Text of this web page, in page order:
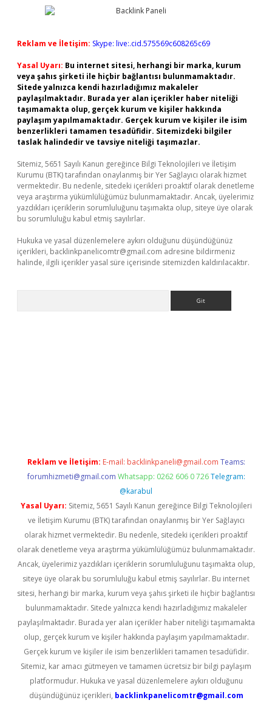
Reklam ve İletişim: Skype: live:.cid.575569c608265c69
Yasal Uyarı: Bu internet sitesi, herhangi bir marka, kurum
veya şahıs şirketi ile hiçbir bağlantısı bulunmamaktadır.
Sitede yalnızca kendi hazırladığımız makaleler
paylaşılmaktadır. Burada yer alan içerikler haber niteliği
taşımamakta olup, gerçek kurum ve kişiler hakkında
paylaşım yapılmamaktadır. Gerçek kurum ve kişiler ile isim
benzerlikleri tamamen tesadüfidir. Sitemizdeki bilgiler
taslak halindedir ve tavsiye niteliği taşımazlar.
Sitemiz, 5651 Sayılı Kanun gereğince Bilgi Teknolojileri ve İletişim
Kurumu (BTK) tarafından onaylanmış bir Yer Sağlayıcı olarak hizmet
vermektedir. Bu nedenle, sitedeki içerikleri proaktif olarak denetleme
veya araştırma yükümlülüğümüz bulunmamaktadır. Ancak, üyelerimiz
yazdıkları içeriklerin sorumluluğunu taşımakta olup, siteye üye olarak
bu sorumluluğu kabul etmiş sayılırlar.
Hukuka ve yasal düzenlemelere aykırı olduğunu düşündüğünüz
içerikleri, backlinkpanelicomtr@gmail.com adresine bildirmeniz
halinde, ilgili içerikler yasal süre içerisinde sitemizden kaldırılacaktır.
Reklam ve İletişim: E-mail: backlinkpaneli@gmail.com Teams:
forumhizmeti@gmail.com Whatsapp: 0262 606 0 726 Telegram:
@karabul
Yasal Uyarı: Sitemiz, 5651 Sayılı Kanun gereğince Bilgi Teknolojileri
ve İletişim Kurumu (BTK) tarafından onaylanmış bir Yer Sağlayıcı
olarak hizmet vermektedir. Bu nedenle, sitedeki içerikleri proaktif
olarak denetleme veya araştırma yükümlülüğümüz bulunmamaktadır.
Ancak, üyelerimiz yazdıkları içeriklerin sorumluluğunu taşımakta olup,
siteye üye olarak bu sorumluluğu kabul etmiş sayılırlar. Bu internet
sitesi, herhangi bir marka, kurum veya şahıs şirketi ile hiçbir bağlantısı
bulunmamaktadır. Sitede yalnızca kendi hazırladığımız makaleler
paylaşılmaktadır. Burada yer alan içerikler haber niteliği taşımamakta
olup, gerçek kurum ve kişiler hakkında paylaşım yapılmamaktadır.
Gerçek kurum ve kişiler ile isim benzerlikleri tamamen tesadüfidir.
Sitemiz, kar amacı gütmeyen ve tamamen ücretsiz bir bilgi paylaşım
platformudur. Hukuka ve yasal düzenlemelere aykırı olduğunu
düşündüğünüz içerikleri, backlinkpanelicomtr@gmail.com